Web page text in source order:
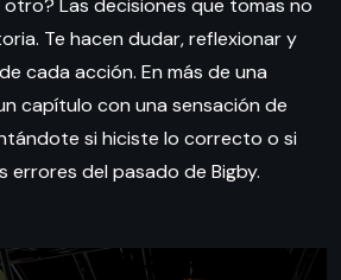
Te hacen dudar, reflexionar y
cada acción. En más de una
capítulo con una sensación de
si hiciste lo correcto o si
errores del pasado de Bigby.